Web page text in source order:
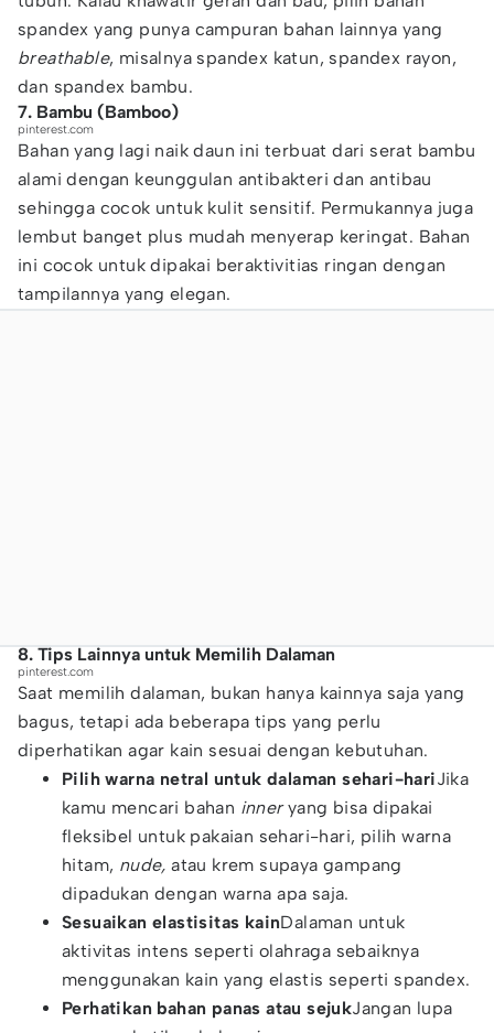
spandex yang punya campuran bahan lainnya yang
breathable, misalnya spandex katun, spandex rayon,
dan spandex bambu.
7. Bambu (Bamboo)
pinterest.com
Bahan yang lagi naik daun ini terbuat dari serat bambu
alami dengan keunggulan antibakteri dan antibau
sehingga cocok untuk kulit sensitif. Permukannya juga
lembut banget plus mudah menyerap keringat. Bahan
ini cocok untuk dipakai beraktivitias ringan dengan
tampilannya yang elegan.
8. Tips Lainnya untuk Memilih Dalaman
pinterest.com
Saat memilih dalaman, bukan hanya kainnya saja yang
bagus, tetapi ada beberapa tips yang perlu
diperhatikan agar kain sesuai dengan kebutuhan.
Pilih warna netral untuk dalaman sehari-hariJika
kamu mencari bahan inneryang bisa dipakai
fleksibel untuk pakaian sehari-hari, pilih warna
hitam, nude,atau krem supaya gampang
dipadukan dengan warna apa saja.
Sesuaikan elastisitas kainDalaman untuk
aktivitas intens seperti olahraga sebaiknya
menggunakan kain yang elastis seperti spandex.
Perhatikan bahan panas atau sejukJangan lupa